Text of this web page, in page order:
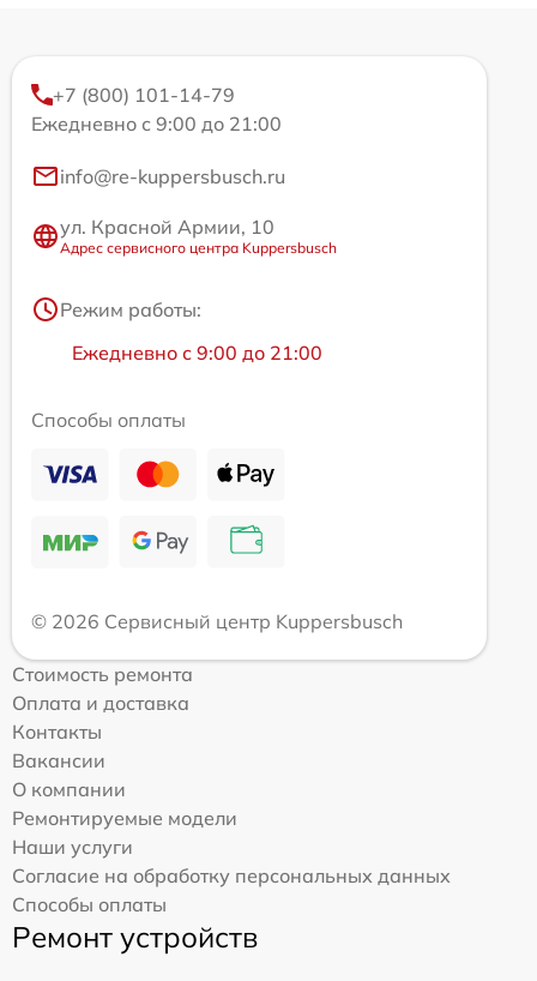
+7 (800) 101-14-79
Ежедневно с 9:00 до 21:00
info@re-kuppersbusch.ru
ул. Красной Армии, 10
Адрес сервисного центра Kuppersbusch
Режим работы:
Ежедневно с 9:00 до 21:00
Способы оплаты
© 2026 Сервисный центр Kuppersbusch
Стоимость ремонта
Оплата и доставка
Контакты
Вакансии
О компании
Ремонтируемые модели
Наши услуги
Согласие на обработку персональных данных
Способы оплаты
Ремонт устройств